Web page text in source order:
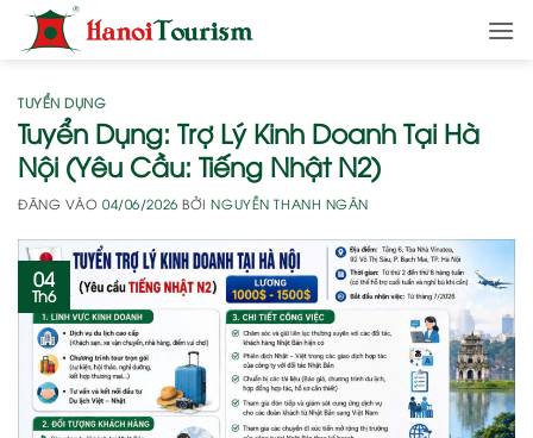
qua
dung
TUYỂN DỤNG
Tuyển Dụng: Trợ Lý Kinh Doanh Tại Hà
Nội (Yêu Cầu: Tiếng Nhật N2)
ĐĂNG VÀO04/06/2026 BỞINGUYỄN THANH NGÂN
04
Th6